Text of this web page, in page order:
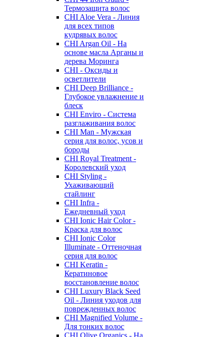
Термозащита волос
CHI Aloe Vera - Линия
для всех типов
кудрявых волос
CHI Argan Oil - На
основе масла Арганы и
дерева Моринга
CHI - Оксиды и
осветлители
CHI Deep Brilliance -
Глубокое увлажнение и
блеск
CHI Enviro - Система
разглаживания волос
CHI Man - Мужская
серия для волос, усов и
бороды
CHI Royal Treatment -
Королевский уход
CHI Styling -
Ухаживающий
стайлинг
CHI Infra -
Ежедневный уход
CHI Ionic Hair Color -
Краска для волос
CHI Ionic Color
Illuminate - Оттеночная
серия для волос
CHI Keratin -
Кератиновое
восстановление волос
CHI Luxury Black Seed
Oil - Линия уходов для
поврежденных волос
CHI Magnified Volume -
Для тонких волос
CHI Olive Organics - На